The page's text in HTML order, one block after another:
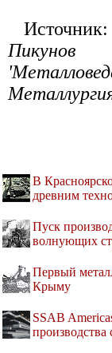
Источник:
В
древним
Пуск
волнующих
Первый
Крыму
SSAB